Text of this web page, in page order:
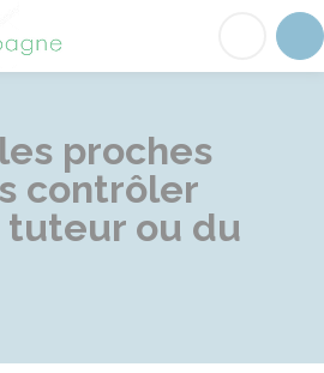
Angeac-Champagne
proches
contrôler
ou du